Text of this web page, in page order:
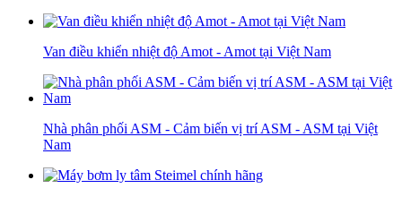
Van điều khiển nhiệt độ Amot - Amot tại Việt Nam
Nhà phân phối ASM - Cảm biến vị trí ASM - ASM tại Việt
Nam